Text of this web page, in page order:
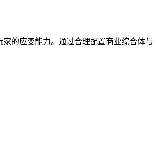
的应变能力。通过合理配置商业综合体与